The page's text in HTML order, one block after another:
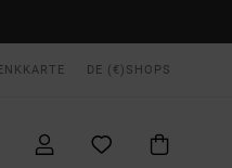
DE (€) SHOPS